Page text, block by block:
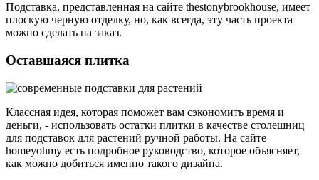
Подставка, представленная на сайте thestonybrookhouse, имеет
плоскую черную отделку, но, как всегда, эту часть проекта
можно сделать на заказ.
Оставшаяся плитка
Классная идея, которая поможет вам сэкономить время и
деньги, - использовать остатки плитки в качестве столешниц
для подставок для растений ручной работы. На сайте
homeyohmy есть подробное руководство, которое объясняет,
как можно добиться именно такого дизайна.